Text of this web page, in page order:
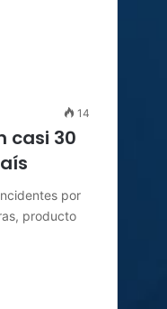
14
casi 30
por
producto